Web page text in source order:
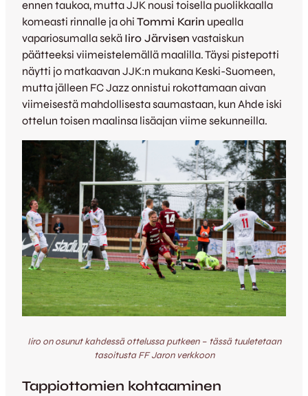
ennen taukoa, mutta JJK nousi toisella puolikkaalla
komeasti rinnalle ja ohi Tommi Karin upealla
vapariosumalla sekä Iiro Järvisen vastaiskun
päätteeksi viimeistelemällä maalilla. Täysi pistepotti
näytti jo matkaavan JJK:n mukana Keski-Suomeen,
mutta jälleen FC Jazz onnistui rokottamaan aivan
viimeisestä mahdollisesta saumastaan, kun Ahde iski
ottelun toisen maalinsa lisäajan viime sekunneilla.
Iiro on osunut kahdessä ottelussa putkeen – tässä tuuletetaan
tasoitusta FF Jaron verkkoon
Tappiottomien kohtaaminen